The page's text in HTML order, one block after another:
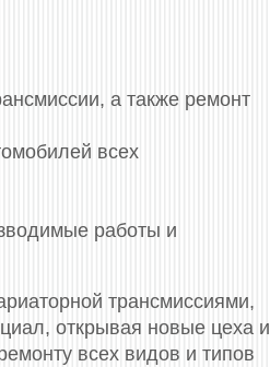
а также ремонт
всех
работы и
трансмиссиями,
открывая новые цеха и
всех видов и типов